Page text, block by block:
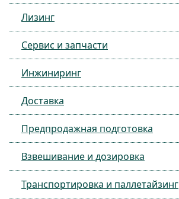
Лизинг
Сервис и запчасти
Инжиниринг
Доставка
Предпродажная подготовка
Взвешивание и дозировка
Транспортировка и паллетайзинг